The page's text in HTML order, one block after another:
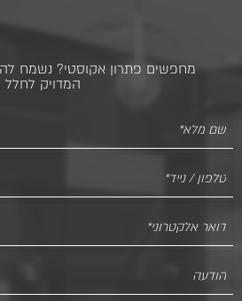
מחפשים פתרון אקוסטי? נשמח
המדויק לחלל